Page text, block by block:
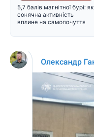
5,7 балів магнітної бурі: як
сонячна активність
вплине на самопочуття